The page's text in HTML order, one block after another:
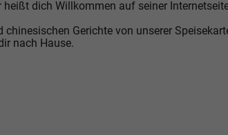
dich Willkommen auf seiner
Gerichte von unserer
nach Hause.